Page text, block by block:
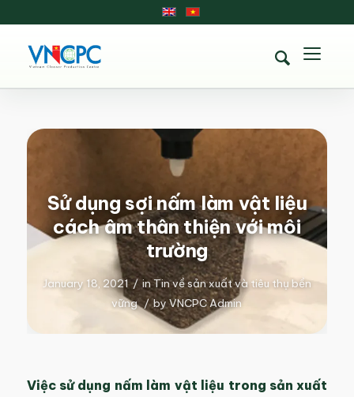
Sử dụng sợi nấm làm vật liệu
cách âm thân thiện với môi
trường
January 18, 2021 / inTin về sản xuất và tiêu thụ bền
vững / byVNCPC Admin
Việc sử dụng nấm làm vật liệu trong sản xuất